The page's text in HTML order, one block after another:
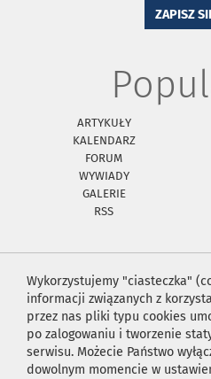
ZAPISZ
ARTYKUŁY
KALENDARZ
FORUM
WYWIADY
GALERIE
RSS
Wykorzystujemy "ciasteczka"
informacji związanych z
przez nas pliki typu cookies
po zalogowaniu i tworzenie
serwisu. Możecie Państwo
dowolnym momencie w